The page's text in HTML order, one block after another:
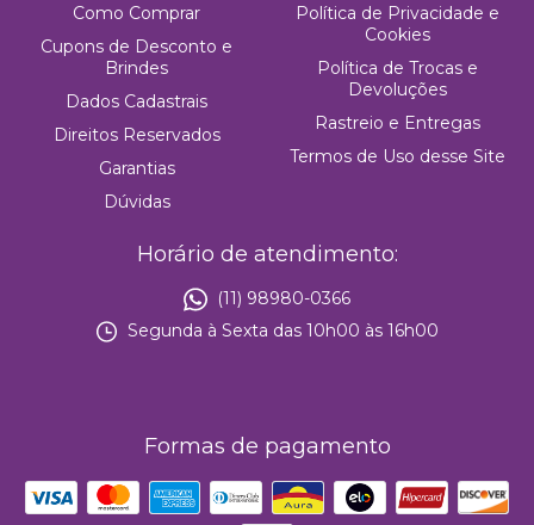
Como Comprar
Cupons de Desconto e
Brindes
Dados Cadastrais
Direitos Reservados
Garantias
Dúvidas
Política de Privacidade e
Cookies
Política de Trocas e
Devoluções
Rastreio e Entregas
Termos de Uso desse Site
Horário de atendimento:
(11) 98980-0366
Segunda à Sexta das 10h00 às 16h00
Formas de pagamento